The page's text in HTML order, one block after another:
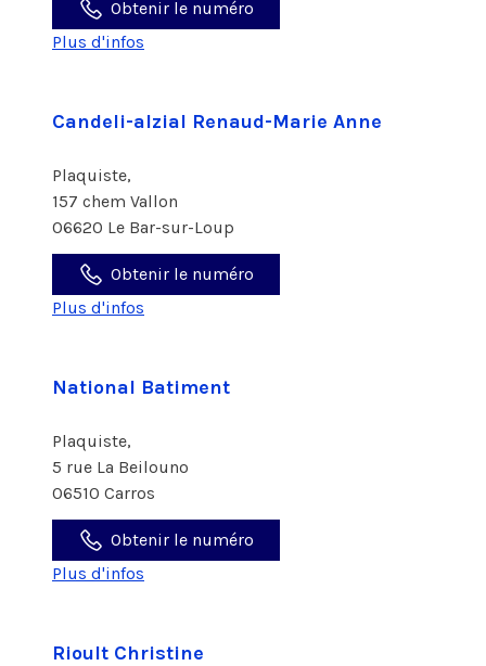
Obtenir le numéro
Plus d'infos
Candeli-alzial Renaud-Marie Anne
Plaquiste,
157 chem Vallon
06620 Le Bar-sur-Loup
Obtenir le numéro
Plus d'infos
National Batiment
Plaquiste,
5 rue La Beilouno
06510 Carros
Obtenir le numéro
Plus d'infos
Rioult Christine